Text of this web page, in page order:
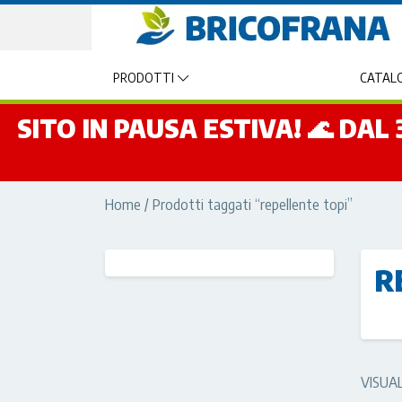
PRODOTTI
SITO IN PAUSA ESTIVA! 🌊 DAL
Home / Prodotti taggati “repellente topi”